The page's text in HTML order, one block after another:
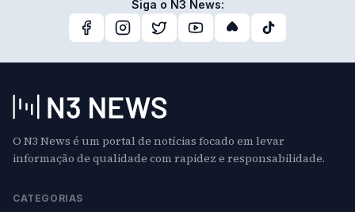
Siga o N3 News:
O N3 News é um portal de notícias focado em levar
informação de qualidade com rapidez e responsabilidade.
CATEGORIAS